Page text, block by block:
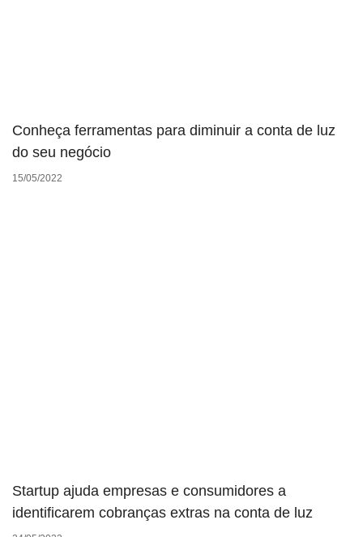
Conheça ferramentas para diminuir a conta de luz
do seu negócio
15/05/2022
Startup ajuda empresas e consumidores a
identificarem cobranças extras na conta de luz